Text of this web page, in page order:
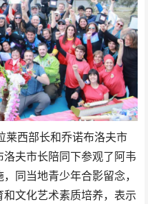
西部长和乔诺布洛夫市
夫市长陪同下参观了阿韦
同当地青少年合影留念，
文化艺术素质培养，表示